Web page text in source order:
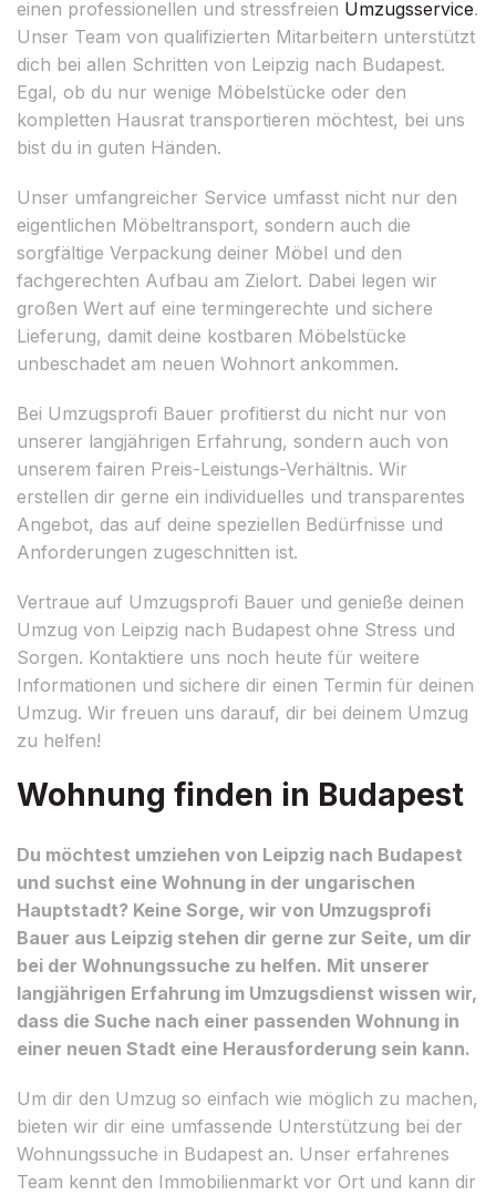
einen professionellen und stressfreien Umzugsservice.
Unser Team von qualifizierten Mitarbeitern unterstützt
dich bei allen Schritten von Leipzig nach Budapest.
Egal, ob du nur wenige Möbelstücke oder den
kompletten Hausrat transportieren möchtest, bei uns
bist du in guten Händen.
Unser umfangreicher Service umfasst nicht nur den
eigentlichen Möbeltransport, sondern auch die
sorgfältige Verpackung deiner Möbel und den
fachgerechten Aufbau am Zielort. Dabei legen wir
großen Wert auf eine termingerechte und sichere
Lieferung, damit deine kostbaren Möbelstücke
unbeschadet am neuen Wohnort ankommen.
Bei Umzugsprofi Bauer profitierst du nicht nur von
unserer langjährigen Erfahrung, sondern auch von
unserem fairen Preis-Leistungs-Verhältnis. Wir
erstellen dir gerne ein individuelles und transparentes
Angebot, das auf deine speziellen Bedürfnisse und
Anforderungen zugeschnitten ist.
Vertraue auf Umzugsprofi Bauer und genieße deinen
Umzug von Leipzig nach Budapest ohne Stress und
Sorgen. Kontaktiere uns noch heute für weitere
Informationen und sichere dir einen Termin für deinen
Umzug. Wir freuen uns darauf, dir bei deinem Umzug
zu helfen!
Wohnung finden in Budapest
Du möchtest umziehen von Leipzig nach Budapest
und suchst eine Wohnung in der ungarischen
Hauptstadt? Keine Sorge, wir von Umzugsprofi
Bauer aus Leipzig stehen dir gerne zur Seite, um dir
bei der Wohnungssuche zu helfen. Mit unserer
langjährigen Erfahrung im Umzugsdienst wissen wir,
dass die Suche nach einer passenden Wohnung in
einer neuen Stadt eine Herausforderung sein kann.
Um dir den Umzug so einfach wie möglich zu machen,
bieten wir dir eine umfassende Unterstützung bei der
Wohnungssuche in Budapest an. Unser erfahrenes
Team kennt den Immobilienmarkt vor Ort und kann dir